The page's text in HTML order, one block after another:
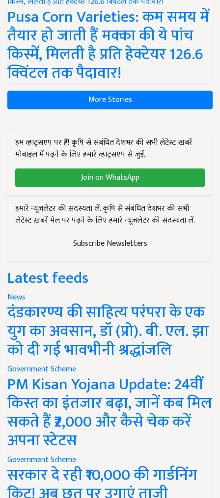
Pusa Corn Varieties: कम समय में
तैयार हो जाती हैं मक्का की ये पांच
किस्में, मिलती है प्रति हेक्टेयर 126.6
क्विंटल तक पैदावार!
More Stories
हम व्हाट्सएप पर हैं! कृषि से संबंधित देशभर की सभी लेटेस्ट ख़बरें
मोबाइल में पढ़ने के लिए हमारे व्हाट्सएप से जुड़ें.
Join on WhatsApp
हमारे न्यूज़लेटर की सदस्यता लें. कृषि से संबंधित देशभर की सभी
लेटेस्ट ख़बरें मेल पर पढ़ने के लिए हमारे न्यूज़लेटर की सदस्यता लें.
Subscribe Newsletters
Latest feeds
News
दंडकारण्य की साहित्य परंपरा के एक
युग का अवसान, डॉ (प्रो). बी. एल. झा
को दी गई भावभीनी श्रद्धांजलि
Government Scheme
PM Kisan Yojana Update: 24वीं
किस्त का इंतजार बढ़ा, जानें कब मिल
सकते हैं ₹2,000 और कैसे चेक करें
अपना स्टेटस
Government Scheme
सरकार दे रही ₹10,000 की गार्डनिंग